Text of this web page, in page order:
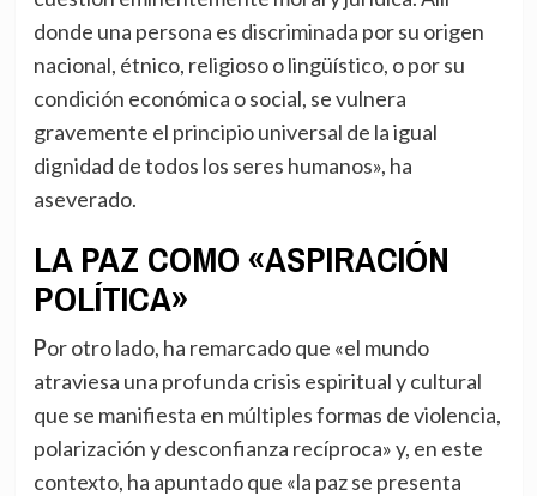
donde una persona es discriminada por su origen
nacional, étnico, religioso o lingüístico, o por su
condición económica o social, se vulnera
gravemente el principio universal de la igual
dignidad de todos los seres humanos», ha
aseverado.
LA PAZ COMO «ASPIRACIÓN
POLÍTICA»
Por otro lado, ha remarcado que «el mundo
atraviesa una profunda crisis espiritual y cultural
que se manifiesta en múltiples formas de violencia,
polarización y desconfianza recíproca» y, en este
contexto, ha apuntado que «la paz se presenta